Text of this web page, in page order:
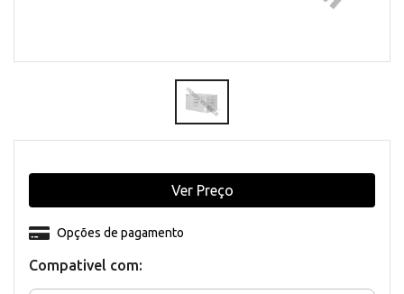
Compativel com:
Opções de pagamento
Ver Preço